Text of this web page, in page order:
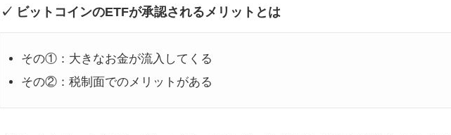
ビットコインのETFが承認されるメリットとは
その①：大きなお金が流入してくる
その②：税制面でのメリットがある